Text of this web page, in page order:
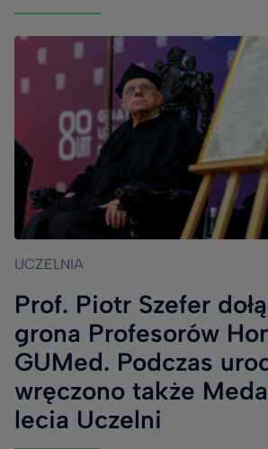
UCZELNIA
Prof. Piotr Szefer
grona Profesorów
GUMed. Podczas
wręczono także
lecia Uczelni